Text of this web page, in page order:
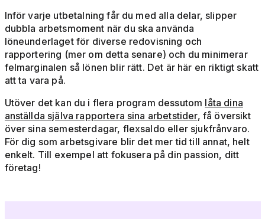
Inför varje utbetalning får du med alla delar, slipper
dubbla arbetsmoment när du ska använda
löneunderlaget för diverse redovisning och
rapportering (mer om detta senare) och du minimerar
felmarginalen så lönen blir rätt. Det är här en riktigt skatt
att ta vara på.
Utöver det kan du i flera program dessutom låta dina
anställda själva rapportera sina arbetstider, få översikt
över sina semesterdagar, flexsaldo eller sjukfrånvaro.
För dig som arbetsgivare blir det mer tid till annat, helt
enkelt. Till exempel att fokusera på din passion, ditt
företag!